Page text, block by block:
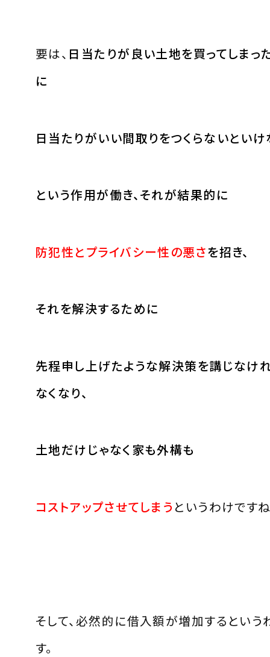
要は、 日当たりが良い土地を買ってしまっ
に
日当たりがいい間取りをつくらないとい
という作用が働き、それが結果的に
防犯性とプライバシー性の悪さを招き、
それを解決するために
先程申し上げたような解決策を講じなけ
なくなり、
土地だけじゃなく家も外構も
コストアップさせてしまう というわけですね
そして、必然的に借入額が増加するという
す。